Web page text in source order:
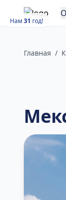
Нам 31 год!
Главная /